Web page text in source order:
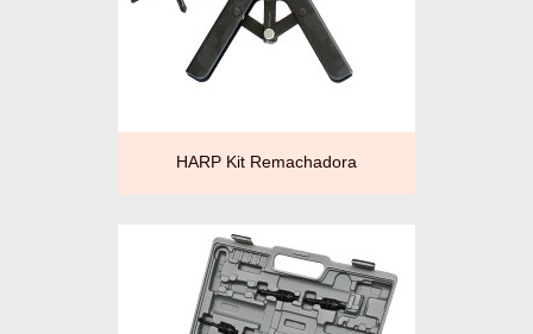
HARP Kit Remachadora